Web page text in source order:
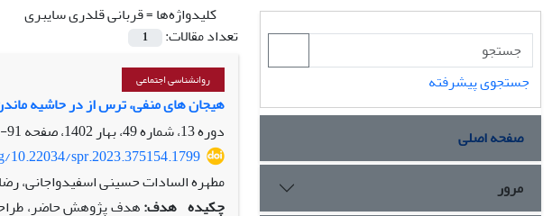
کلیدواژه‌ها =قربانی قلدری سایبری
تعداد مقالات:
1
روانشناسی اجتماعی
هیجان های منفی، ترس از در حاشیه
دوره 13، شماره 49، بهار 1402، صفحه
91-101
spr.2023.375154.1799
مطهره السادات حسینی اسفیدواجانی،
چکیده هدف:هدف پژوهش حاضر،
جستجوی پیشرفته
صفحه اصلی
مرور